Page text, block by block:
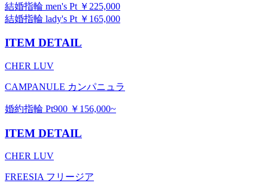
結婚指輪 men's Pt ￥225,000
結婚指輪 lady's Pt ￥165,000
ITEM DETAIL
CHER LUV
CAMPANULE カンパニュラ
婚約指輪 Pt900 ￥156,000~
ITEM DETAIL
CHER LUV
FREESIA フリージア